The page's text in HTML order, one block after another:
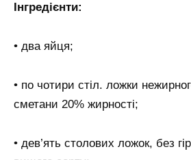
Інгредієнти:
• два яйця;
• по чотири стіл. ложки
сметани 20% жирності;
• дев’ять столових ложок, без